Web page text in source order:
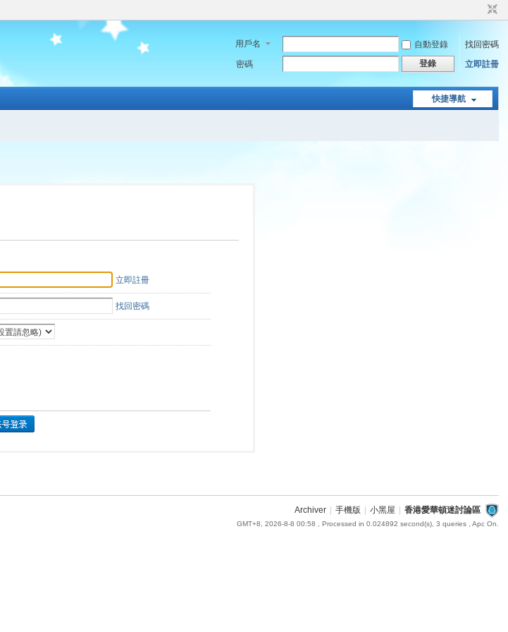
用戶名 自動登錄
找回密碼
密碼
登錄 立即註冊
快捷導航
立即註冊
找回密碼
Archiver 手機版 小黑屋 香港愛華頓迷討論區
GMT+8, 2026-8-8 00:58 , Processed in 0.024892 second(s), 3 queries , Apc On.